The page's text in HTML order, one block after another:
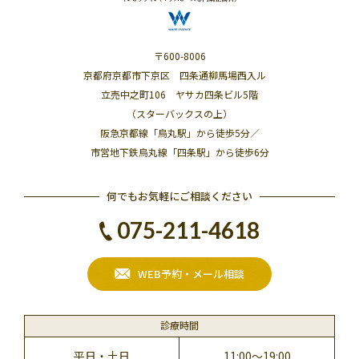
〒600-8006
京都府京都市下京区 四条通柳馬場西入ル
立売中之町106 ヤサカ四条ビル5階
（スターバックスの上）
阪急京都線「烏丸駅」から徒歩5分／
市営地下鉄烏丸線「四条駅」から徒歩6分
何でもお気軽にご相談ください
075-211-4618
WEB予約・メール相談
診療時間
平日・土日 11:00～19:00